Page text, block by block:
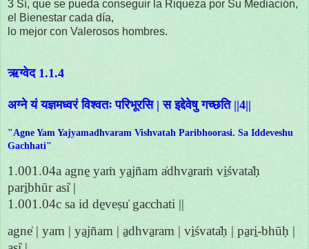
3 Sí, que se pueda conseguir la Riqueza por Su Mediación,
el Bienestar cada día,
lo mejor con Valerosos hombres.
ऋग्वेद 1.1.4
अग्ने यं यज्ञमध्वरं विश्वतः परिभूरसि | स इद्देवेषु गच्छति ||4||
"Agne Yam Yajyamadhvaram Vishvatah Paribhoorasi. Sa Iddeveshu
Gachhati"
1.001.04a agne̱ yaṁ ya̱jñam a̍dhva̱raṁ vi̱śvata̍ḥ
pari̱bhūr asi̍ |
1.001.04c sa id de̱veṣu̍ gacchati ||
agne̍ | yam | ya̱jñam | a̱dhva̱ram | vi̱śvata̍ḥ | pa̱ri̱-bhūḥ |